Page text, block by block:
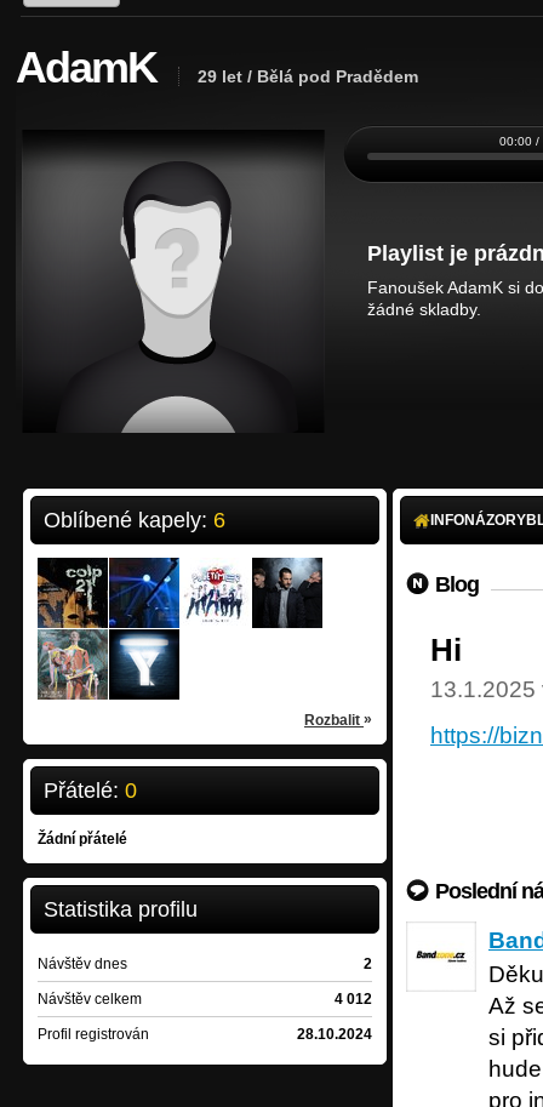
AdamK 29 let / Bělá pod Pradědem
00:00 /
Playlist je
Fanoušek AdamK si
žádné skladby.
Oblíbené kapely: 6
colp
metal-metalcore/České Budějovice
Reymond
rock/Praha
Poletíme?
punk-countryrock-crossover/Praha
WWW Neurobeat
experimental-electronica
Rozbalit »
Přátelé: 0
Žádní přátelé
Statistika profilu
Návštěv dnes 2
Návštěv celkem 4 012
Profil registrován 28.10.2024
INFONÁZORY
Blog
Hi
13.1.2025
https://
Poslední
Až
si
pro